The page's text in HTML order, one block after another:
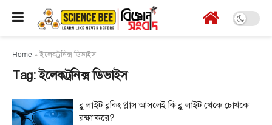
Home »ইলেকট্রনিক্স ডিভাইস
Tag:ইলেকট্রনিক্স ডিভাইস
ব্লু লাইট ব্লকিং গ্লাস আসলেই কি ব্লু লাইট থেকে চোখকে
রক্ষা করে?